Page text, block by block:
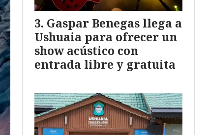
Gaspar Benegas llega a
Ushuaia para ofrecer un
show acústico con
entrada libre y gratuita